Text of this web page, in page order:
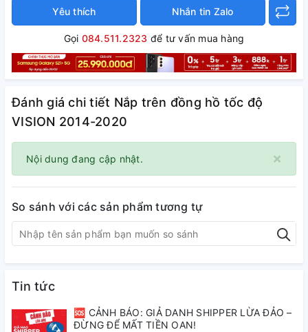
Yêu thích Nhắn tin Zalo
Gọi 084.511.2323 để tư vấn mua hàng
Đánh giá chi tiết Nắp trên đồng hồ tốc độ
VISION 2014-2020
×
Nội dung đang cập nhật.
So sánh với các sản phẩm tương tự
Tin tức
🆘 CẢNH BÁO: GIẢ DANH SHIPPER LỪA ĐẢO –
ĐỪNG ĐỂ MẤT TIỀN OAN!